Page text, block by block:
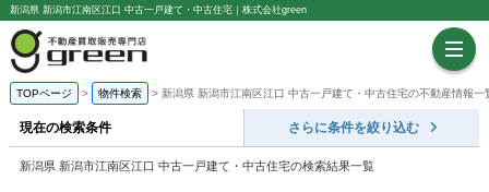
新潟県 新潟市江南区江口 中古一戸建て・中古住宅｜株式会社green
TOPページ 物件検索 新潟県 新潟市江南区江口 中古一戸建て・中古住宅の不動産情報一
現在の検索条件 さらに条件を絞り込む
新潟県 新潟市江南区江口 中古一戸建て・中古住宅の検索結果一覧